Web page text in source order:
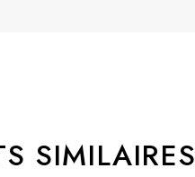
SIMILAIRES